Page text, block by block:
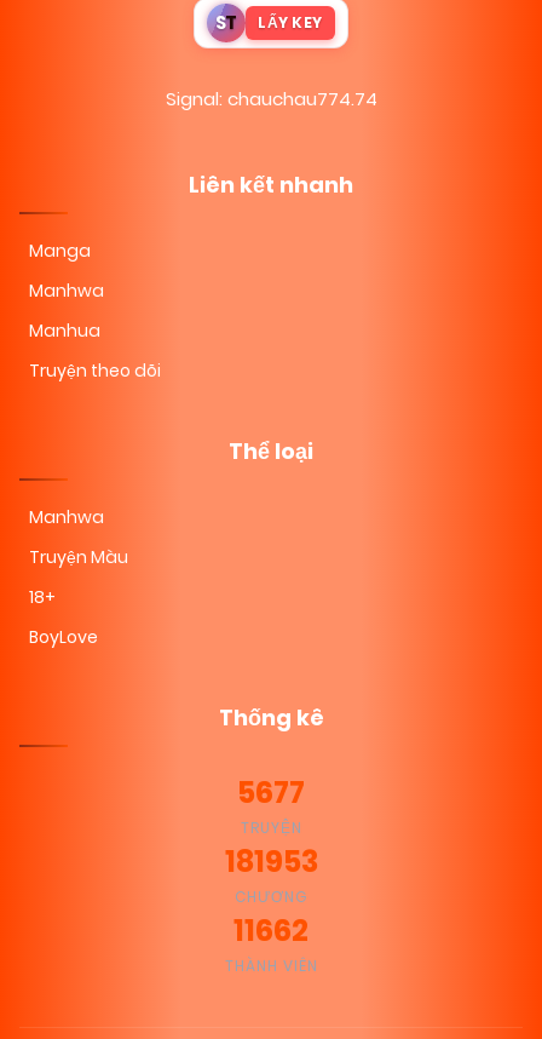
ST LẤY KEY
Signal: chauchau774.74
Liên kết nhanh
Manga
Manhwa
Manhua
Truyện theo dõi
Thể loại
Manhwa
Truyện Màu
18+
BoyLove
Thống kê
5677
TRUYỆN
181953
CHƯƠNG
11662
THÀNH VIÊN